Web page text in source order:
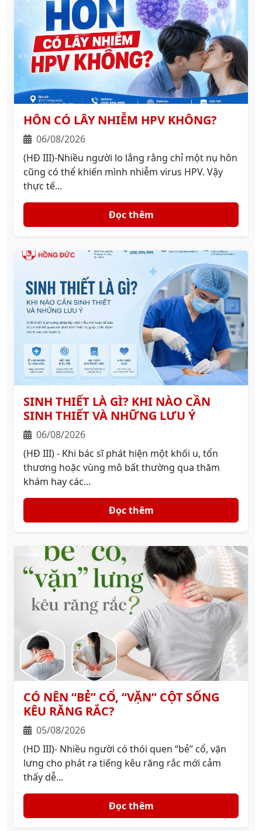
HÔN CÓ LÂY NHIỄM HPV KHÔNG?
06/08/2026
(HĐ III)-Nhiều người lo lắng rằng chỉ một nụ hôn
cũng có thể khiến mình nhiễm virus HPV. Vậy
thực tế...
Đọc thêm
SINH THIẾT LÀ GÌ? KHI NÀO CẦN
SINH THIẾT VÀ NHỮNG LƯU Ý
06/08/2026
(HĐ III) - Khi bác sĩ phát hiện một khối u, tổn
thương hoặc vùng mô bất thường qua thăm
khám hay các...
Đọc thêm
CÓ NÊN “BẺ” CỔ, “VẶN” CỘT SỐNG
KÊU RĂNG RẮC?
05/08/2026
(HD III)- Nhiều người có thói quen “bẻ” cổ, vặn
lưng cho phát ra tiếng kêu răng rắc mới cảm
thấy dễ...
Đọc thêm